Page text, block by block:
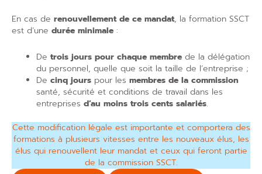
En cas de renouvellement de ce mandat, la formation SSCT
est d’une durée minimale :
De trois jours pour chaque membre de la délégation
du personnel, quelle que soit la taille de l’entreprise ;
De cinq jours pour les membres de la commission
santé, sécurité et conditions de travail dans les
entreprises d’au moins trois cents salariés.
Cette modification légale est importante et comportera des
formations à plusieurs vitesses entre les nouveaux élus, les
élus qui renouvellent leur mandat et ceux qui feront partie
de la commission SSCT.